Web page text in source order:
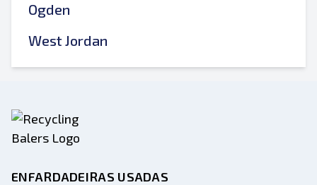
Ogden
West Jordan
ENFARDADEIRAS USADAS